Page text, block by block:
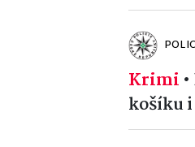
Krimi •
košíku